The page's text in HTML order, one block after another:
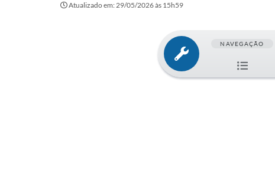
Atualizado em: 29/05/2026 às 15h59
NAVEGAÇÃO